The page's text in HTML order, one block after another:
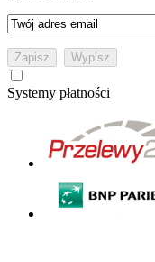
Systemy płatności